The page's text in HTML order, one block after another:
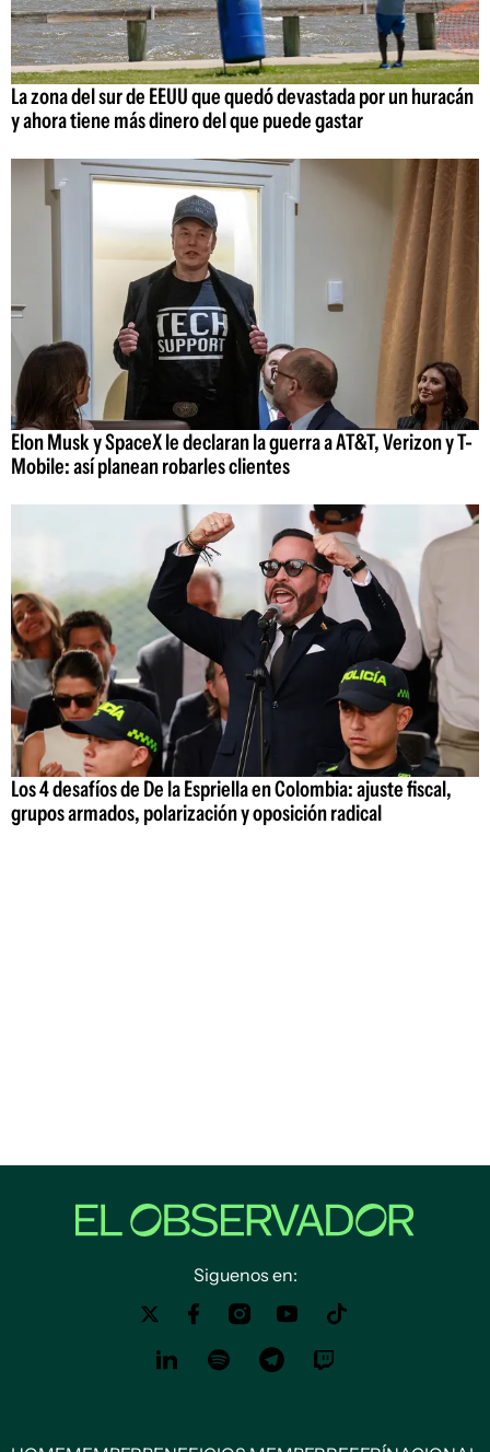
La zona del sur de EEUU que quedó devastada por un huracán
y ahora tiene más dinero del que puede gastar
Elon Musk y SpaceX le declaran la guerra a AT&T, Verizon y T-
Mobile: así planean robarles clientes
Los 4 desafíos de De la Espriella en Colombia: ajuste fiscal,
grupos armados, polarización y oposición radical
Siguenos en: